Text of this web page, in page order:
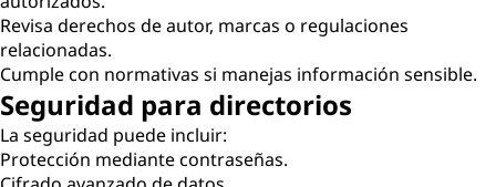
Revisa derechos de autor, marcas o regulaciones
relacionadas.
Cumple con normativas si manejas información sensible.
Seguridad para directorios
La seguridad puede incluir:
Protección mediante contraseñas.